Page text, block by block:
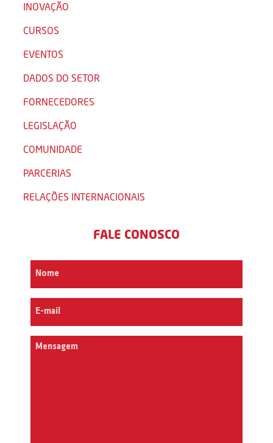
INOVAÇÃO
CURSOS
EVENTOS
DADOS DO SETOR
FORNECEDORES
LEGISLAÇÃO
COMUNIDADE
PARCERIAS
RELAÇÕES INTERNACIONAIS
FALE CONOSCO